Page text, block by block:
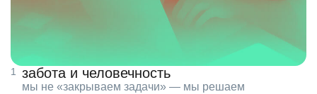
забота и человечность
мы не «закрываем задачи» — мы решаем